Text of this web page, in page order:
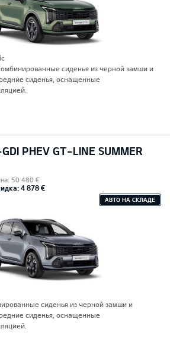
сиденья из черной замши и
сиденья, оснащенные
PHEV GT-LINE SUMMER
50 480 €
4 878 €
АВТО НА СКЛАДЕ
сиденья из черной замши и
сиденья, оснащенные